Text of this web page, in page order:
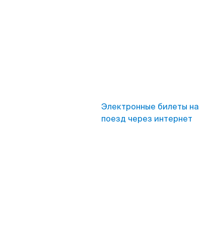
Электронные билеты на
поезд через интернет